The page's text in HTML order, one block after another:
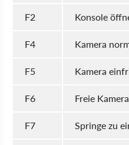
F2
Konsole
F4
Kamera
F5
Kamera
F6
Freie
F7
Springe zu